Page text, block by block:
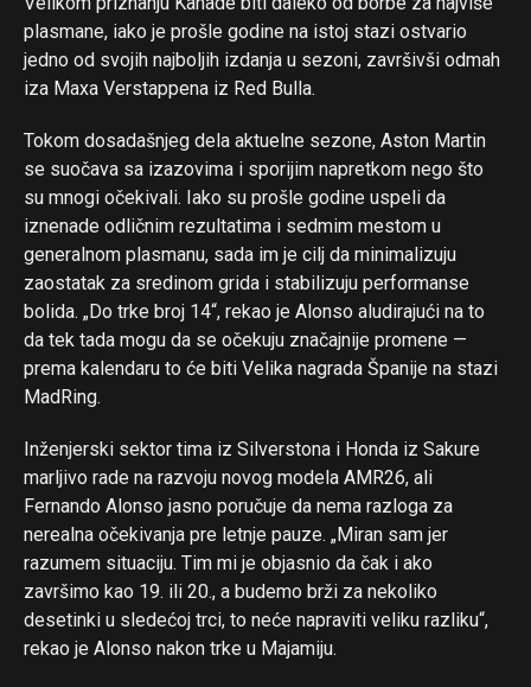
plasmane, iako je prošle godine na istoj stazi ostvario
jedno od svojih najboljih izdanja u sezoni, završivši odmah
iza Maxa Verstappena iz Red Bulla.
Tokom dosadašnjeg dela aktuelne sezone, Aston Martin
se suočava sa izazovima i sporijim napretkom nego što
su mnogi očekivali. Iako su prošle godine uspeli da
iznenade odličnim rezultatima i sedmim mestom u
generalnom plasmanu, sada im je cilj da minimalizuju
zaostatak za sredinom grida i stabilizuju performanse
bolida. „Do trke broj 14“, rekao je Alonso aludirajući na to
da tek tada mogu da se očekuju značajnije promene —
prema kalendaru to će biti Velika nagrada Španije na stazi
MadRing.
Inženjerski sektor tima iz Silverstona i Honda iz Sakure
marljivo rade na razvoju novog modela AMR26, ali
Fernando Alonso jasno poručuje da nema razloga za
nerealna očekivanja pre letnje pauze. „Miran sam jer
razumem situaciju. Tim mi je objasnio da čak i ako
završimo kao 19. ili 20., a budemo brži za nekoliko
desetinki u sledećoj trci, to neće napraviti veliku razliku“,
rekao je Alonso nakon trke u Majamiju.